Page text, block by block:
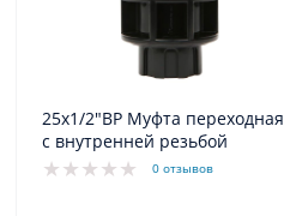
25х1/2"ВР Муфта переходная
с внутренней резьбой
0 отзывов